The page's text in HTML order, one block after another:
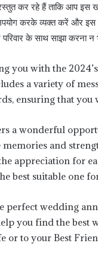
कर रहे हैं ताकि आप इस
करके व्यक्त करें और
के साथ साझा करना
you with the
a variety of
ensuring that
a wonderful
and
appreciation for
best suitable one
perfect wedding
you find the best
or to your Best